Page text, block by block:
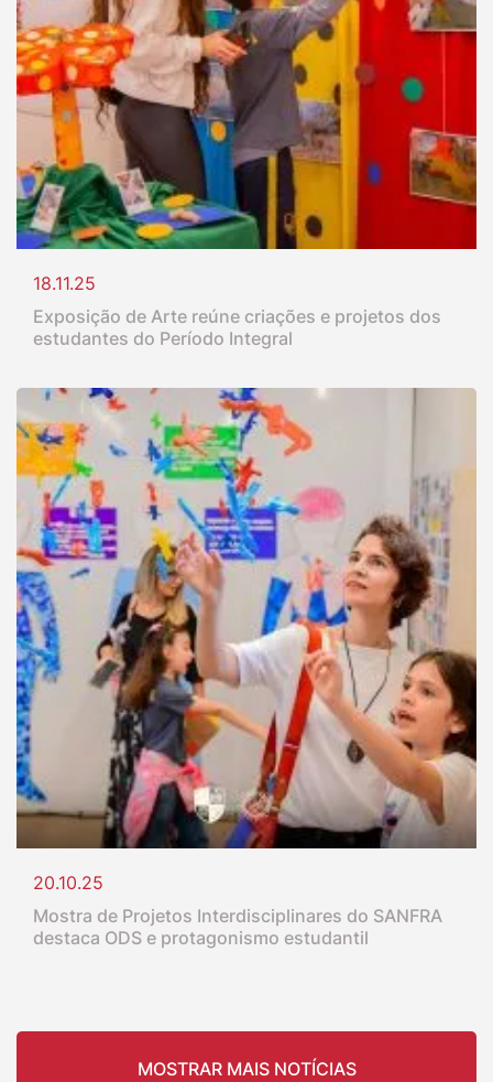
18.11.25
Exposição de Arte reúne criações e projetos dos
estudantes do Período Integral
20.10.25
Mostra de Projetos Interdisciplinares do SANFRA
destaca ODS e protagonismo estudantil
MOSTRAR MAIS NOTÍCIAS